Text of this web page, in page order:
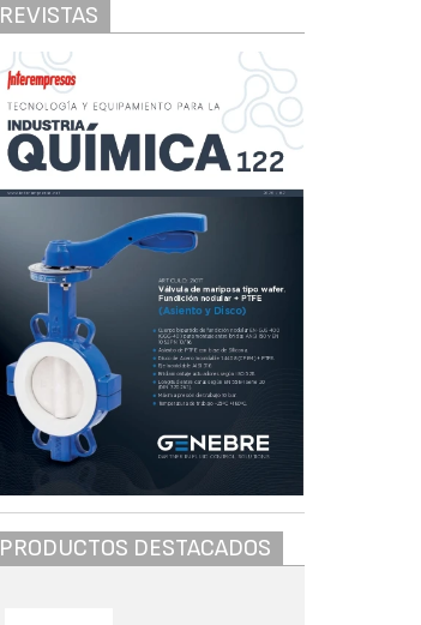
REVISTAS
PRODUCTOS DESTACADOS